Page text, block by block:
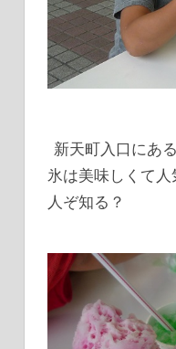
新天町入口にあ
氷は美味しくて
人ぞ知る？